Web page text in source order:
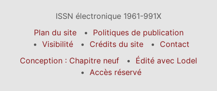
ISSN électronique 1961-991X
Plan du site
Politiques de publication
Visibilité
Crédits du site
Contact
Conception : Chapitre neuf
Édité avec Lodel
Accès réservé